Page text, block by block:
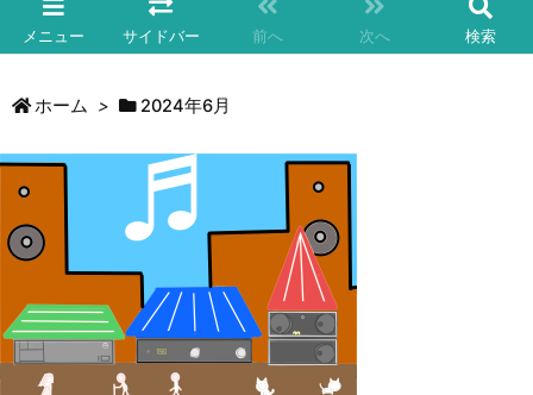
メニュー サイドバー 前へ 次へ 検索
ホーム > 2024年6月